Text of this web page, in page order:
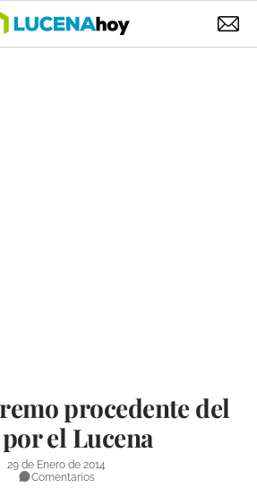
procedente del
el Lucena
29 de Enero de 2014
Comentarios